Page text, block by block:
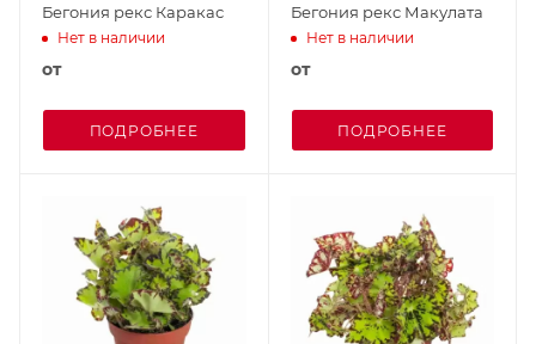
Бегония рекс Каракас
Нет в наличии
от
ПОДРОБНЕЕ
Бегония рекс Макулата
Нет в наличии
от
ПОДРОБНЕЕ